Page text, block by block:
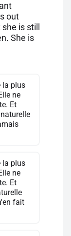
out
is still
She is
la plus
ne
Et
la plus
ne
Et
fait